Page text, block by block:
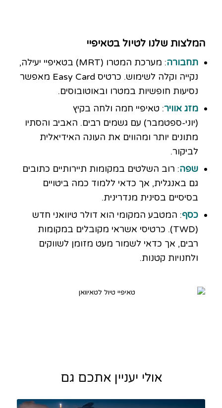
המלצות שלנו לטיול בטאיפיי
תחבורה
: מערכת המטרו (MRT) בטאיפיי יעילה,
נקייה וקלה לשימוש. כרטיס Easy Card מאפשר
נסיעות חופשיות במטרו ובאוטובוסים.
מזג אוויר: טאיפיי חמה ולחה בקיץ
(יוני-ספטמבר) עם גשמים רבים. האביב והסתיו
מתונים יותר ומהווים את העונה האידיאלית
לביקור.
שפה: רוב השלטים במקומות תיירותיים כתובים
גם באנגלית, אך כדאי ללמוד כמה ביטויים
בסיסיים בסינית מנדרינית.
כסף: המטבע המקומי הוא דולר טיוואני חדש
(TWD). כרטיסי אשראי מקובלים במקומות
רבים, אך כדאי לשמור מעט מזומן לשווקים
ולחנויות קטנות.
אולי יעניין אתכם גם